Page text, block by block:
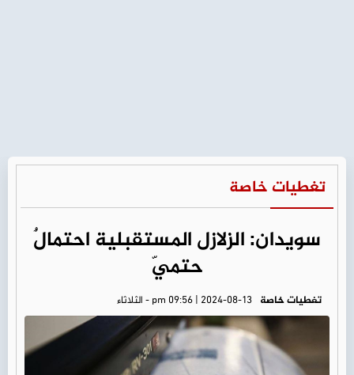
تغطيات خاصة
سويدان: الزلازل المستقبلية احتمالٌ
حتميّ
تغطيات خاصة pm 09:56 | 2024-08-13 - الثلاثاء